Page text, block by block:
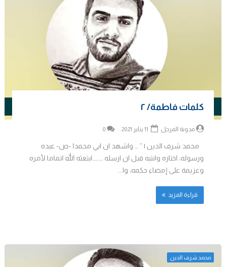
كلمات فاطمة/ ٢
مدونة المرجل 0
محمد شرف الدين | ” … واشهد ان ابي محمدا -ص- عبده
ورسوله، اختاره وانتبه قبل ان ارسله ………ابتعثه الله اتماما لأمره
وعزيمة على إمضاء حكمه، وا...
قراءة المزيد
محمد شرف الدين